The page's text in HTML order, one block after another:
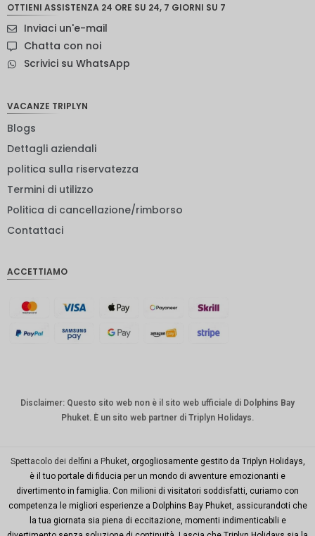
neozelan
euro
rupia
indiana
danese
CHF
australia
Città di
New
York
TWD
OTTIENI ASSISTENZA 24 ORE SU 24, 7 GIORNI SU 7
Inviaci un'e-mail
Chatta con noi
Scrivici su WhatsApp
VACANZE TRIPLYN
Blogs
Dettagli aziendali
politica sulla riservatezza
Termini di utilizzo
Politica di cancellazione/rimborso
Contattaci
ACCETTIAMO
Disclaimer: Questo sito web non è il sito web ufficiale di Dolphins Bay
Phuket. È un sito web partner di Triplyn Holidays.
Spettacolo dei delfini a Phuket , orgogliosamente gestito da Triplyn Holidays,
è il tuo portale di fiducia per un mondo di avventure emozionanti e
divertimento in famiglia. Con milioni di visitatori soddisfatti, curiamo con
competenza le migliori esperienze a Dolphins Bay Phuket, assicurandoti che
la tua giornata sia piena di eccitazione, momenti indimenticabili e